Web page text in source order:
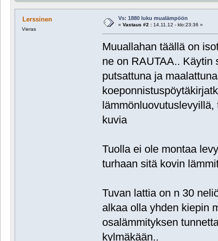
Lerssinen
Vieras
Vs: 1880 luku mualämpöön
« Vastaus #2 :14.11.12 - klo:23:36 »
Muuallahan täällä on
ne on RAUTAA.. Käytin
putsattuna ja
kuvia
Tuolla ei ole montaa
turhaan sitä kovin
Tuvan lattia on n 30
alkaa olla yhden kiepin
osalämmityksen
kylmäkään..